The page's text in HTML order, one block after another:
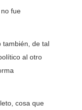
fue
de tal
al otro
cosa que